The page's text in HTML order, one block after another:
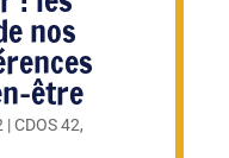
nos
être
|CDOS 42,